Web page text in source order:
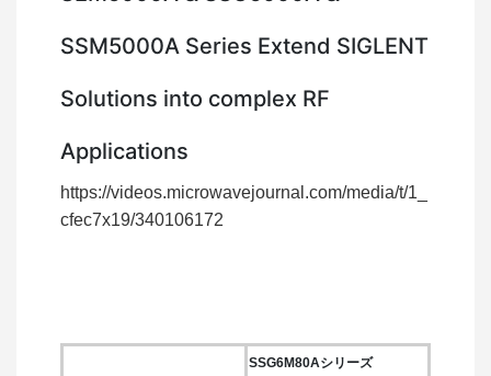
SSM5000A Series Extend SIGLENT
Solutions into complex RF
Applications
https://videos.microwavejournal.com/media/t/1_
cfec7x19/340106172
SSG6M80Aシリーズ